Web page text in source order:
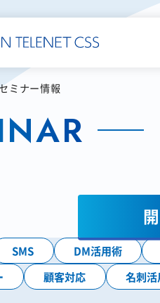
る
発注書/見積書の作成か
配信まで自動化
ミナー情報
SMS DM活用術
顧客対応 名刺